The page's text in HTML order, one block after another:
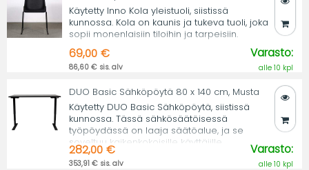
Käytetty Inno Kola yleistuoli, siistissä
kunnossa. Kola on kaunis ja tukeva tuoli, joka
sopii monenlaisiin tiloihin ja tarpeisiin.
69,00 €
86,60 € sis. alv
Varasto:
alle 10 kpl
DUO Basic Sähköpöytä 80 x 140 cm, Musta
Käytetty DUO Basic Sähköpöytä, siistissä
kunnossa. Tässä sähkösäätöisessä
työpöydässä on laaja säätöalue, ja se
soveltuu kaikenkokoisille käyttäjille.
282,00 €
353,91 € sis. alv
Varasto:
alle 10 kpl